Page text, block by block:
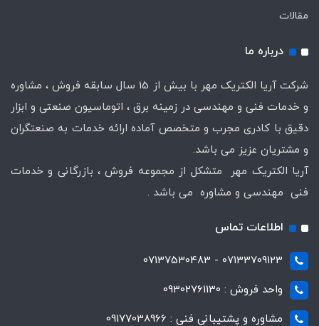
مقالات
درباره ما
شرکت آریا الکتریک مهر با بیش از 15 سال سابقه فروش ، مشاوره
و خدمات فنی و مهندسی در زمینه برق ، اتوماسیون صنعتی و ابزار
دقیق با کادری مجرب و متخصص آماده ارائه خدمات به صنعتگران
و مشتریان عزیز می باشد.
آریا الکتریک مهر متشکل از مجموعه فروش ، بازرگانی و خدمات
فنی مهندسی و مشاوره می باشد .
اطلاعات تماس
07133709123 - 07137530483
واحد فروش : 09302761130
مشاوره و پشتیبانی فنی : 09177038966